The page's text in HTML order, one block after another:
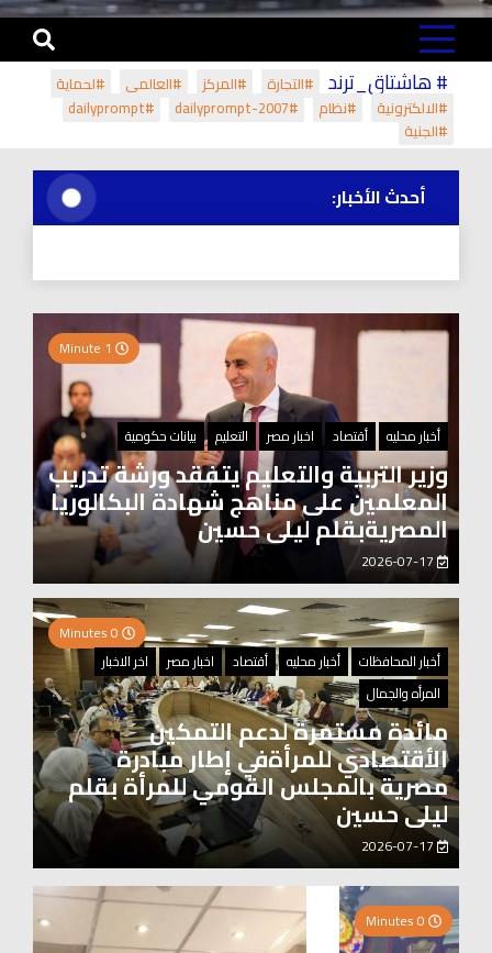
# هاشتاق_ترند #التجارة #المركز #العالمي
#لحماية
#الالكترونية
#نظام #dailyprompt-2007
#dailyprompt
#الجنية
أحدث الأخبار:
أخبار محليه أقتصاد اخبار مصر التعليم بيانات حكومية
وزير التربية والتعليم يتفقد ورشة تدريب
المعلمين على مناهج شهادة البكالوريا
المصريةبقلم ليلى حسين
أخبار المحافظات
أخبار محليه أقتصاد اخبار مصر
اخر الاخبار
المرأه والجمال
مائدة مستمرة لدعم التمكين
الأقتصادي للمرأةفي إطار مبادرة
مصرية بالمجلس القومي للمرأة بقلم
ليلى حسين
2026-07-17